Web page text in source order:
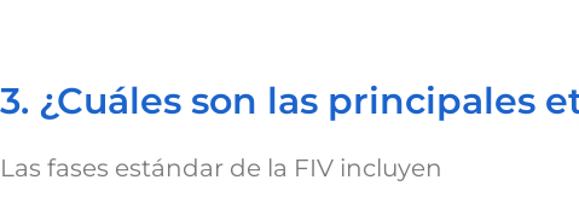
3. ¿Cuáles son las principales
Las fases estándar de la FIV incluyen